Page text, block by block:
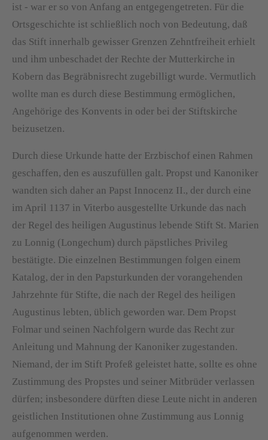
ist - war er so von Anfang an entgegengetreten. Für die
Ortsgeschichte ist schließlich noch von Bedeutung, daß
das Stift innerhalb gewisser Grenzen Zehntfreiheit erhielt
und ihm unbeschadet der Rechte der Mutterkirche in
Kobern das Begräbnisrecht zugebilligt wurde. Vermutlich
wollte man es durch diese Bestimmung ermöglichen,
Angehörige des Konvents in oder bei der Stiftskirche
beizusetzen.
Durch diese Urkunde hatte der Erzbischof einen Rahmen
geschaffen, den es auszufüllen galt. Propst und Kanoniker
wandten sich daher an Papst Innocenz II., der durch eine
im April 1137 in Viterbo ausgestellte Urkunde das nach
der Regel des heiligen Augustinus lebende Stift St. Marien
zu Lonnig (Longechum) durch päpstliches Privileg
bestätigte. Die einzelnen Bestimmungen folgen einem
Katalog, der in den Papsturkunden der vorangehenden
Jahrzehnte für Stifte, die nach der Regel des heiligen
Augustinus lebten, üblich geworden war. Dem Propst
Folmar und seinen Nachfolgern wurde das Recht zur
Anleitung und Mahnung der Kanoniker zugestanden.
Niemand, der im Stift Profeß geleistet hatte, sollte es ohne
Zustimmung des Propstes und seiner Mitbrüder verlassen
dürfen; insbesondere dürften diese Leute nicht in anderen
geistlichen Institutionen ohne Zustimmung aus Lonnig
aufgenommen werden.